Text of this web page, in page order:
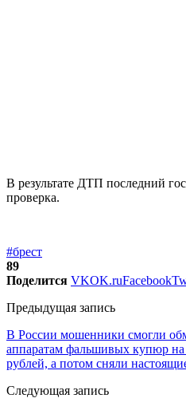
В результате ДТП последний
проверка.
#брест
89
Поделится VKOK.ruFacebook
Предыдущая запись
В России мошенники смогли
аппаратам фальшивых купюр
рублей, а потом сняли
Следующая запись